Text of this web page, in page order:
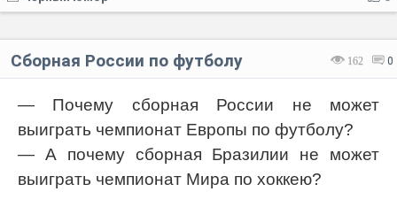
162 0
Сборная России по футболу
— Почему сборная России не может
выиграть чемпионат Европы по футболу?
— А почему сборная Бразилии не может
выиграть чемпионат Мира по хоккею?